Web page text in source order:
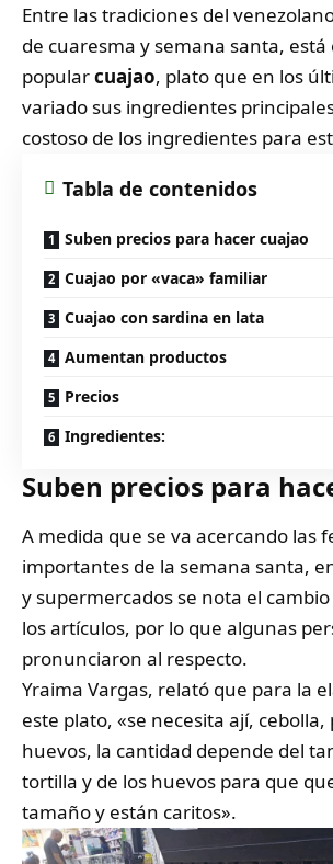
Entre las tradiciones del
de cuaresma y semana santa, está
popularcuajao, plato que en los
variado sus ingredientes
costoso de los ingredientes para
Tabla de contenidos
Suben precios para hacer cuajao
Cuajao por «vaca» familiar
Cuajao con sardina en lata
Aumentan productos
Precios
Ingredientes:
Suben precios para
A medida que se va acercando las
importantes de la semana santa,
y supermercados se nota el
los artículos, por lo que algunas
pronunciaron al respecto.
Yraima Vargas, relató que para la
este plato, «se necesita ají,
huevos, la cantidad depende del
tortilla y de los huevos para que
tamaño y están caritos».